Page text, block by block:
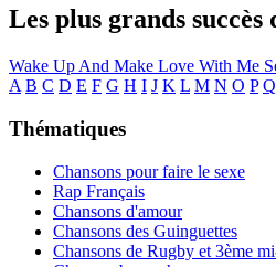
Les plus grands
Wake Up And Make Love With Me
A B C D E F G H I J K L M N O P Q
Thématiques
Chansons pour faire le sexe
Rap Français
Chansons d'amour
Chansons des Guinguettes
Chansons de Rugby et 3ème